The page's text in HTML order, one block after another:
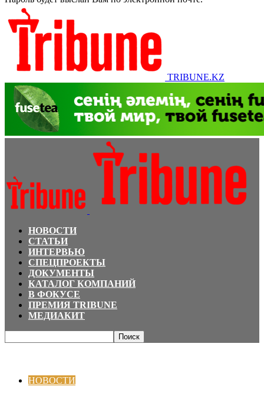
TRIBUNE.KZ
НОВОСТИ
СТАТЬИ
ИНТЕРВЬЮ
СПЕЦПРОЕКТЫ
ДОКУМЕНТЫ
КАТАЛОГ КОМПАНИЙ
В ФОКУСЕ
ПРЕМИЯ TRIBUNE
МЕДИАКИТ
НОВОСТИ